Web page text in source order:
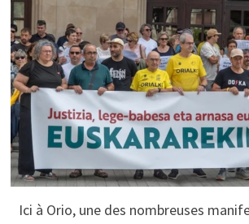
Ici à Orio, une des nombreuses